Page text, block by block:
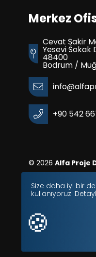
Merkez
Cevat Şakir
Yesevi Sokak
48400
Bodrum /
+90 542
© 2026 Alfa Proje
🍪
Size daha iyi bir
kullanıyoruz.